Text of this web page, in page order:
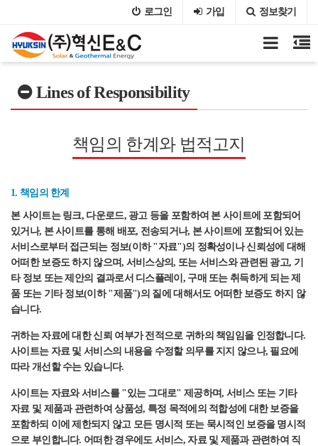
로그인 가입 정보찾기
Lines of Responsibility
책임의 한계와 법적고지
1. 책임의 한계
본 사이트는 링크, 다운로드, 광고 등을 포함하여 본 사이트에 포함되어
있거나, 본 사이트를 통해 배포, 전송되거나, 본 사이트에 포함되어 있는
서비스로부터 접근되는 정보(이하 "자료")의 정확성이나 신뢰성에 대해
어떠한 보증도 하지 않으며, 서비스상의, 또는 서비스와 관련된 광고, 기
타 정보 또는 제안의 결과로서 디스플레이, 구매 또는 취득하게 되는 제
품 또는 기타 정보(이하 "제품")의 질에 대해서도 어떠한 보증도 하지 않
습니다.
귀하는 자료에 대한 신뢰 여부가 전적으로 귀하의 책임임을 인정합니다.
사이트는 자료 및 서비스의 내용을 수정할 의무를 지지 않으나, 필요에
따라 개선할 수는 있습니다.
사이트는 자료와 서비스를 "있는 그대로" 제공하며, 서비스 또는 기타
자료 및 제품과 관련하여 상품성, 특정 목적에의 적합성에 대한 보증을
포함하되 이에 제한되지 않고 모든 명시적 또는 묵시적인 보증을 명시적
으로 부인합니다. 어떠한 경우에도 서비스, 자료 및 제품과 관련하여 직